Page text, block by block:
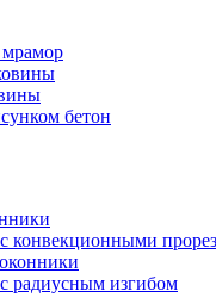
бетон
конвекционными
радиусным изгибом